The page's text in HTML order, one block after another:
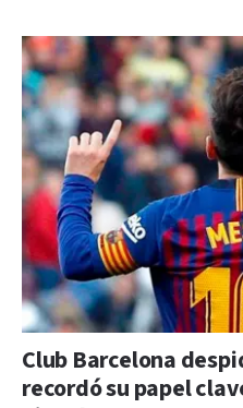
Club Barcelona
recordó su papel